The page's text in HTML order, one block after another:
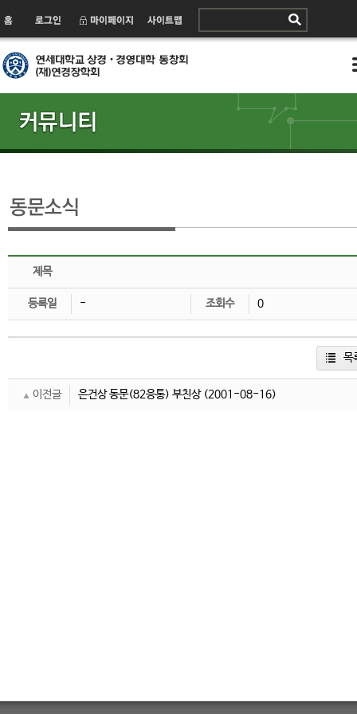
제목
등록일 - 조회수 0
목
이전글 은건상 동문(82응통) 부친상(2001-08-16)